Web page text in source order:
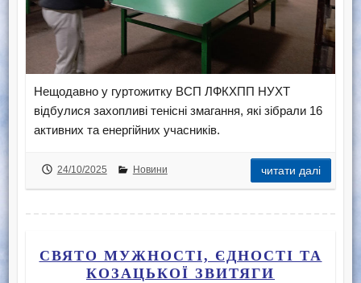
Нещодавно у гуртожитку ВСП ЛФКХПП НУХТ
відбулися захопливі тенісні змагання, які зібрали 16
активних та енергійних учасників.
24/10/2025 Новини читати далі
СВЯТО МУЖНОСТІ, ЄДНОСТІ ТА
КОЗАЦЬКОЇ ЗВИТЯГИ